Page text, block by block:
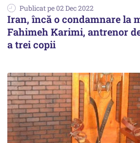
Publicat pe 02 Dec 2022
Iran, încă o condamnare la
Fahimeh Karimi, antrenor
a trei copii